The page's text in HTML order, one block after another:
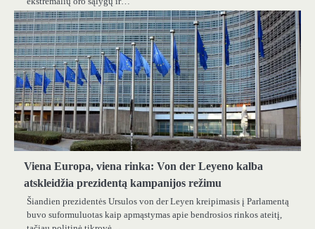
Viena Europa, viena rinka: Von der Leyeno kalba
atskleidžia prezidentą kampanijos režimu
Šiandien prezidentės Ursulos von der Leyen kreipimasis į Parlamentą
buvo suformuluotas kaip apmąstymas apie bendrosios rinkos ateitį,